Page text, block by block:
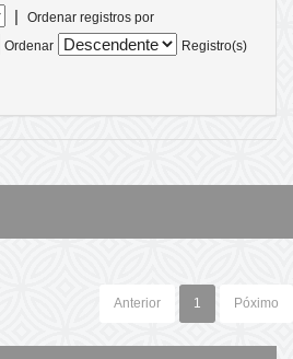
|
Ordenar registros por
Ordenar
Registro(s)
Anterior 1 Póximo